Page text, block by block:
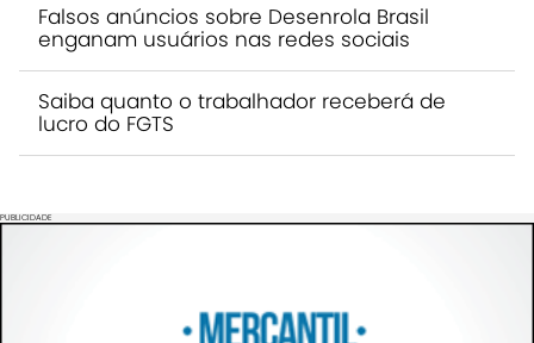
Falsos anúncios sobre Desenrola Brasil
enganam usuários nas redes sociais
Saiba quanto o trabalhador receberá de
lucro do FGTS
PUBLICIDADE